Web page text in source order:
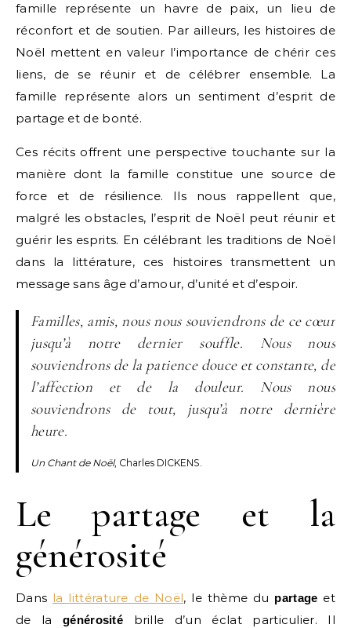
famille représente un havre de paix, un lieu de
réconfort et de soutien. Par ailleurs, les histoires de
Noël mettent en valeur l’importance de chérir ces
liens, de se réunir et de célébrer ensemble. La
famille représente alors un sentiment d’esprit de
partage et de bonté.
Ces récits offrent une perspective touchante sur la
manière dont la famille constitue une source de
force et de résilience. Ils nous rappellent que,
malgré les obstacles, l’esprit de Noël peut réunir et
guérir les esprits. En célébrant les traditions de Noël
dans la littérature, ces histoires transmettent un
message sans âge d’amour, d’unité et d’espoir.
Familles, amis, nous nous souviendrons de ce cœur
jusqu’à notre dernier souffle. Nous nous
souviendrons de la patience douce et constante, de
l’affection et de la douleur. Nous nous
souviendrons de tout, jusqu’à notre dernière
heure.
Un Chant de Noël, Charles DICKENS.
Le partage et la
générosité
Dans la littérature de Noël, le thème du partage et
de lagénérosité brille d’un éclat particulier. Il